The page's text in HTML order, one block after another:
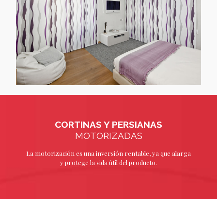
CORTINAS Y PERSIANAS
MOTORIZADAS
La motorización es una inversión rentable, ya que alarga
y protege la vida útil del producto.